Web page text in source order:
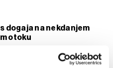
dogaja na nekdanjem
otoku